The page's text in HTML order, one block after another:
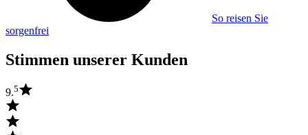
So reisen Sie
sorgenfrei
Stimmen unserer Kunden
9.5